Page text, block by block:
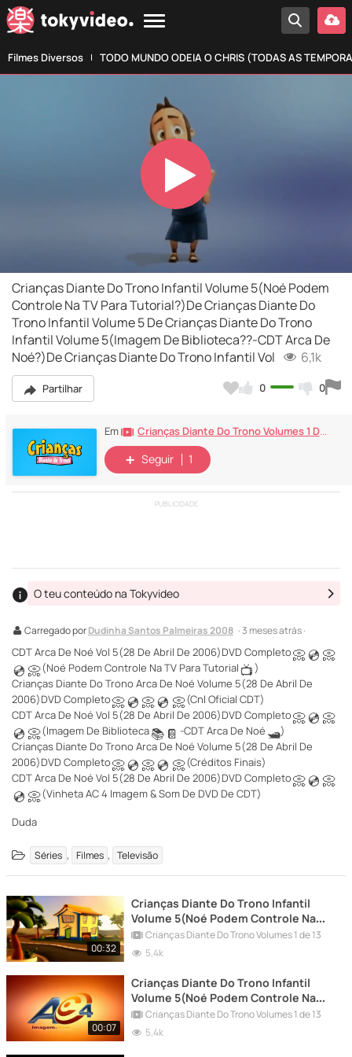
Filmes Diversos TODO MUNDO ODEIA O CHRIS (TODAS AS
Play
Video
Crianças Diante Do Trono Infantil Volume 5(Noé Podem
Controle Na TV Para Tutorial?)De Crianças Diante Do
Trono Infantil Volume 5 De Crianças Diante Do Trono
Infantil Volume 5(Imagem De Biblioteca??-CDT Arca De
Noé?)De Crianças Diante Do Trono Infantil Vol
6,1k
Partilhar 0 0
Em Crianças Diante Do Trono Volumes 1 De 13
Seguir 1
PUBLICIDADE
Carregado porDudinha Santos Palmeiras 2008 · 3 meses atrás ·
O teu conteúdo na Tokyvideo
CDT Arca De Noé Vol 5(28 De Abril De 2006)DVD Completo📀💿 📀
💿 📀(Noé Podem Controle Na TV Para Tutorial 📺)
Crianças Diante Do Trono Arca De Noé Volume 5(28 De Abril De
2006)DVD Completo📀💿 📀💿 📀(Cnl Oficial CDT)
CDT Arca De Noé Vol 5(28 De Abril De 2006)DVD Completo📀💿 📀
💿 📀(Imagem De Biblioteca📚 📔 -CDT Arca De Noé 🛥)
Crianças Diante Do Trono Arca De Noé Volume 5(28 De Abril De
2006)DVD Completo📀💿 📀💿 📀(Créditos Finais)
CDT Arca De Noé Vol 5(28 De Abril De 2006)DVD Completo📀💿 📀
💿 📀(Vinheta AC 4 Imagem & Som De DVD De CDT)
Duda
Séries , Filmes , Televisão
00:32
Crianças Diante Do Trono Infantil
Volume 5(Noé Podem Controle Na
TV Para Tutorial?)De Crianças Diante
Do Trono Infantil Volume 5 De
Volume 5(Imagem De Biblioteca??-
CDT Arca De Noé?)De Crianças
Diante Do Trono Infantil Vol
Crianças Diante Do Trono Volumes 1 de 13
5,4k
00:07
Crianças Diante Do Trono Infantil
Volume 5(Noé Podem Controle Na
TV Para Tutorial?)De Crianças Diante
Do Trono Infantil Volume 5 De
Crianças Diante Do Trono Volumes 1 de 13
5,4k